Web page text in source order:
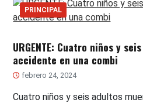
PRINCIPAL
URGENTE: Cuatro niños y
accidente en una combi
febrero 24, 2024
Cuatro niños y seis adultos